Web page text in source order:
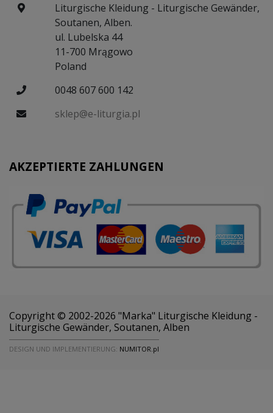
Liturgische Kleidung - Liturgische Gewänder,
Soutanen, Alben.
ul. Lubelska 44
11-700 Mrągowo
Poland
0048 607 600 142
sklep@e-liturgia.pl
AKZEPTIERTE ZAHLUNGEN
Copyright © 2002-2026 "Marka" Liturgische Kleidung -
Liturgische Gewänder, Soutanen, Alben
DESIGN UND IMPLEMENTIERUNG: NUMITOR.pl